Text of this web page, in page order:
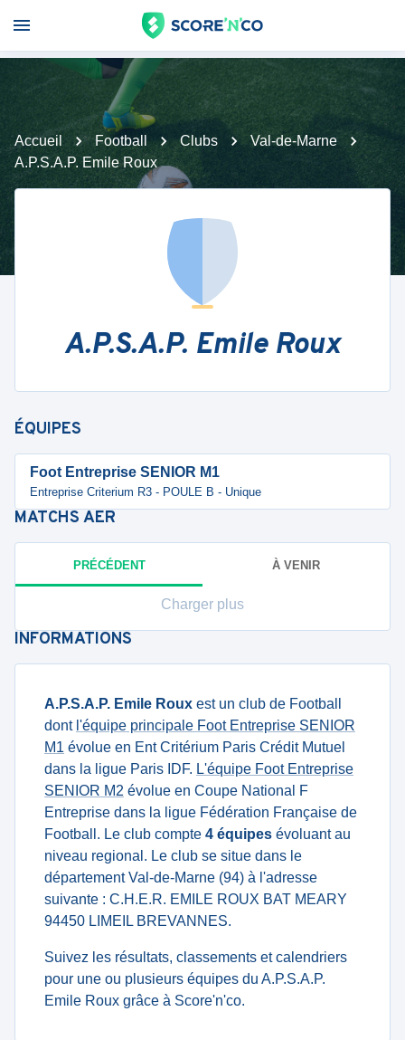
Accueil Football Clubs
Val-de-Marne
A.P.S.A.P. Emile Roux
A.P.S.A.P. Emile Roux
ÉQUIPES
Foot Entreprise SENIOR M1
Entreprise Criterium R3 - POULE B - Unique
MATCHS AER
PRÉCÉDENT À VENIR
Charger plus
INFORMATIONS
A.P.S.A.P. Emile Roux est un club de Football
dont l'équipe principale Foot Entreprise SENIOR
M1 évolue en Ent Critérium Paris Crédit Mutuel
dans la ligue Paris IDF. L'équipe Foot Entreprise
SENIOR M2 évolue en Coupe National F
Entreprise dans la ligue Fédération Française de
Football. Le club compte 4 équipes évoluant au
niveau regional. Le club se situe dans le
département Val-de-Marne (94) à l'adresse
suivante : C.H.E.R. EMILE ROUX BAT MEARY
94450 LIMEIL BREVANNES.
Suivez les résultats, classements et calendriers
pour une ou plusieurs équipes du A.P.S.A.P.
Emile Roux grâce à Score'n'co.